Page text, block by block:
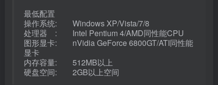
最低配置
操作系统: Windows XP/Vista/7/8
处理器 : Intel Pentium 4/AMD同性能CPU
图形显卡: nVidia GeForce 6800GT/ATI同性能
显卡
内存容量: 512MB以上
硬盘空间: 2GB以上空间